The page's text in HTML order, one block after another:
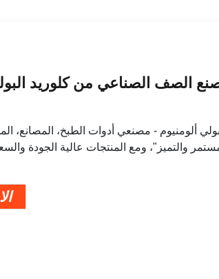
الصف الصناعي من كلوريد
ألومنيوم - مصنعي أدوات الطبخ، المصانع،
والتميز"، ومع المنتجات عالية الجودة